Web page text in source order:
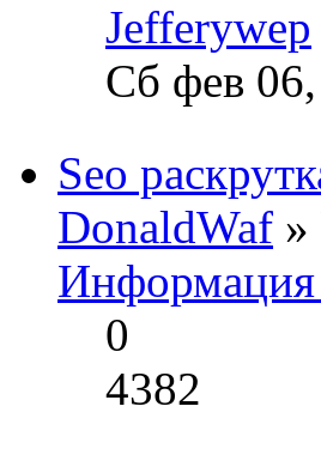
Jefferywep
Сб фев
Seo
DonaldWaf »
Информация
0
4382